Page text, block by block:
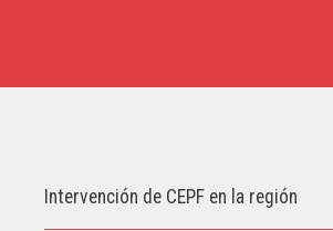
Intervención de CEPF en la región